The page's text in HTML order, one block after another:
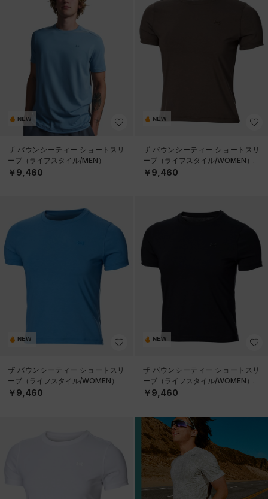
NEW
ザ バウンシーティー ショートスリ
ーブ（ライフスタイル/MEN）
￥9,460
NEW
ザ バウンシーティー ショートスリ
ーブ（ライフスタイル/WOMEN）
￥9,460
NEW
ザ バウンシーティー ショートスリ
ーブ（ライフスタイル/WOMEN）
￥9,460
NEW
ザ バウンシーティー ショートスリ
ーブ（ライフスタイル/WOMEN）
￥9,460